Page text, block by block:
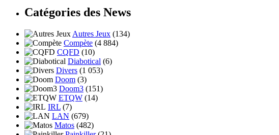
Catégories des News
Autres Jeux (134)
Compète (4 884)
CQFD (10)
Diabotical (6)
Divers (1 053)
Doom (3)
Doom3 (151)
ETQW (14)
IRL (7)
LAN (679)
Matos (482)